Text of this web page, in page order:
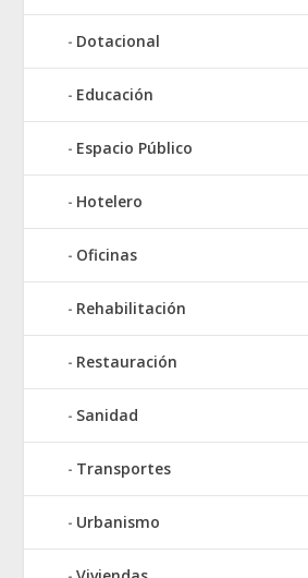
Dotacional
Educación
Espacio Público
Hotelero
Oficinas
Rehabilitación
Restauración
Sanidad
Transportes
Urbanismo